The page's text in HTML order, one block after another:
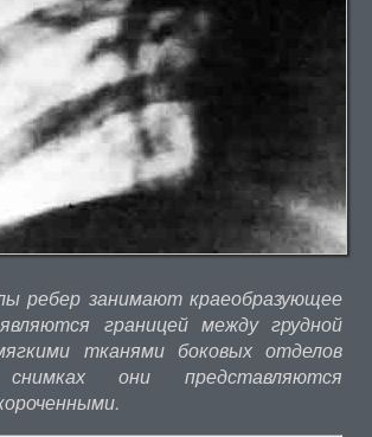
ребер занимают краеобразующее
границей между грудной
тканями боковых отделов
они представляются